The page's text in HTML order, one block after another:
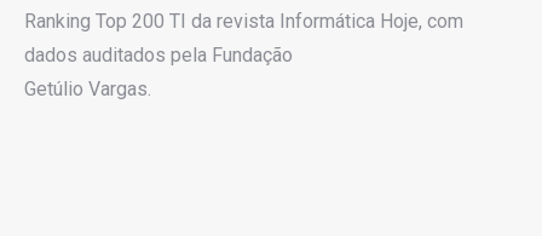
Ranking Top 200 TI da revista Informática Hoje, com
dados auditados pela Fundação
Getúlio Vargas.